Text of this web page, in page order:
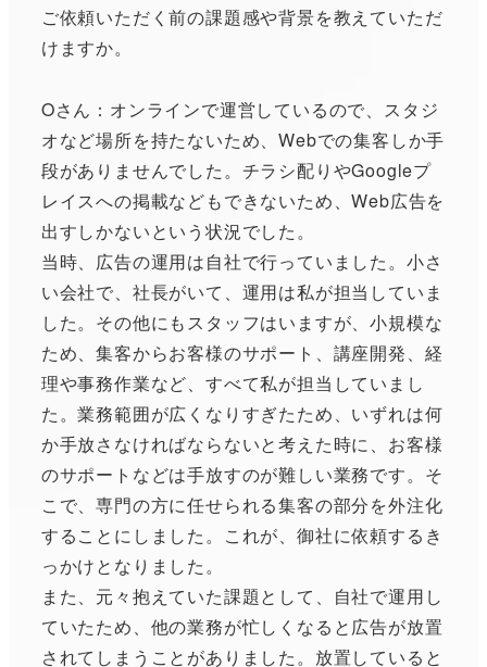
ご依頼いただく前の課題感や背景を教えていただ
けますか。
Oさん：オンラインで運営しているので、スタジ
オなど場所を持たないため、Webでの集客しか手
段がありませんでした。チラシ配りやGoogleプ
レイスへの掲載などもできないため、Web広告を
出すしかないという状況でした。
当時、広告の運用は自社で行っていました。小さ
い会社で、社長がいて、運用は私が担当していま
した。その他にもスタッフはいますが、小規模な
ため、集客からお客様のサポート、講座開発、経
理や事務作業など、すべて私が担当していまし
た。業務範囲が広くなりすぎたため、いずれは何
か手放さなければならないと考えた時に、お客様
のサポートなどは手放すのが難しい業務です。そ
こで、専門の方に任せられる集客の部分を外注化
することにしました。これが、御社に依頼するき
っかけとなりました。
また、元々抱えていた課題として、自社で運用し
ていたため、他の業務が忙しくなると広告が放置
されてしまうことがありました。放置していると